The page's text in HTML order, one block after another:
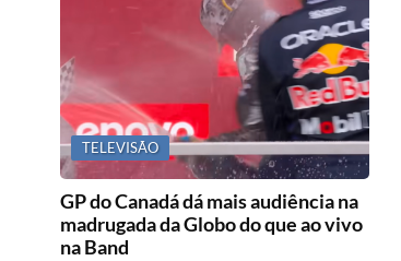
TELEVISÃO
GP do Canadá dá mais audiência na
madrugada da Globo do que ao vivo
na Band